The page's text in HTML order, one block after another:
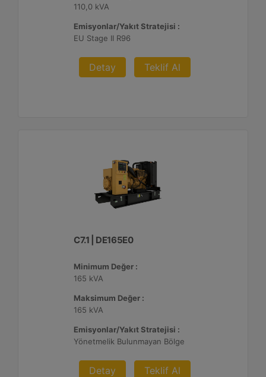
110,0 kVA
Emisyonlar/Yakıt Stratejisi :
EU Stage II R96
Detay Teklif Al
C7.1 | DE165E0
Minimum Değer :
165 kVA
Maksimum Değer :
165 kVA
Emisyonlar/Yakıt Stratejisi :
Yönetmelik Bulunmayan Bölge
Detay Teklif Al